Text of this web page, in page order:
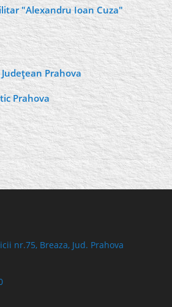
"Alexandru Ioan Cuza"
Prahova
Prahova
nr.75, Breaza, Jud. Prahova